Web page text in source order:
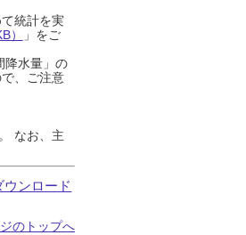
統計を実
）
」をご
降水量」の
、ご注意
なお、主
ウンロード
のトップへ